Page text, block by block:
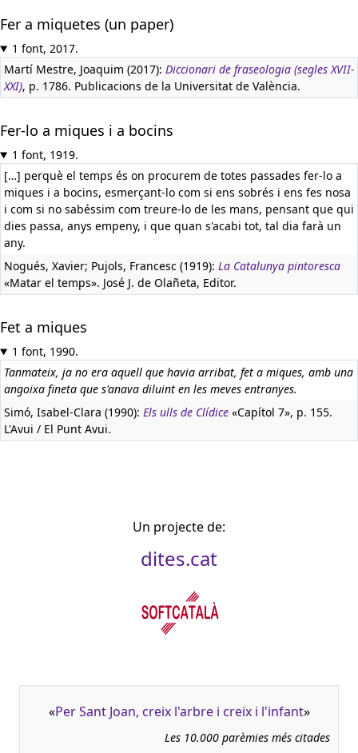
Fer a miquetes (un paper)
1 font, 2017.
Martí Mestre, Joaquim (2017): Diccionari de fraseologia (segles XVII-
XXI), p. 1786. Publicacions de la Universitat de València.
Fer-lo a miques i a bocins
1 font, 1919.
[…] perquè el temps és on procurem de totes passades fer-lo a
miques i a bocins, esmerçant-lo com si ens sobrés i ens fes nosa
i com si no sabéssim com treure-lo de les mans, pensant que qui
dies passa, anys empeny, i que quan s'acabi tot, tal dia farà un
any.
Nogués, Xavier; Pujols, Francesc (1919): La Catalunya pintoresca
«Matar el temps». José J. de Olañeta, Editor.
Fet a miques
1 font, 1990.
Tanmateix, ja no era aquell que havia arribat, fet a miques, amb una
angoixa fineta que s'anava diluint en les meves entranyes.
Simó, Isabel-Clara (1990): Els ulls de Clídice «Capítol 7», p. 155.
L'Avui / El Punt Avui.
Un projecte de:
dites.cat
«Per Sant Joan, creix l'arbre i creix i l'infant»
Les 10.000 parèmies més citades